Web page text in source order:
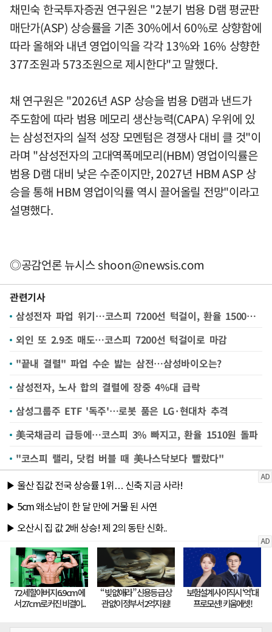
채민숙 한국투자증권 연구원은 "2분기 범용 D램 평균판
매단가(ASP) 상승률을 기존 30%에서 60%로 상향함에
따라 올해와 내년 영업이익을 각각 13%와 16% 상향한
377조원과 573조원으로 제시한다"고 말했다.
채 연구원은 "2026년 ASP 상승을 범용 D램과 낸드가
주도함에 따라 범용 메모리 생산능력(CAPA) 우위에 있
는 삼성전자의 실적 성장 모멘텀은 경쟁사 대비 클 것"이
라며 "삼성전자의 고대역폭메모리(HBM) 영업이익률은
범용 D램 대비 낮은 수준이지만, 2027년 HBM ASP 상
승을 통해 HBM 영업이익률 역시 끌어올릴 전망"이라고
설명했다.
◎공감언론 뉴시스shoon@newsis.com
관련기사
삼성전자 파업 위기…코스피 7200선 턱걸이, 환율 1500원대 안착(종합)
외인 또 2.9조 매도…코스피 7200선 턱걸이로 마감
"끝내 결렬" 파업 수순 밟는 삼전…삼성바이오는?
삼성전자, 노사 합의 결렬에 장중 4%대 급락
삼성그룹주 ETF '독주'…로봇 품은 LG·현대차 추격
美국채금리 급등에…코스피 3% 빠지고, 환율 1510원 돌파
"코스피 랠리, 닷컴 버블 때 美나스닥보다 빨랐다"